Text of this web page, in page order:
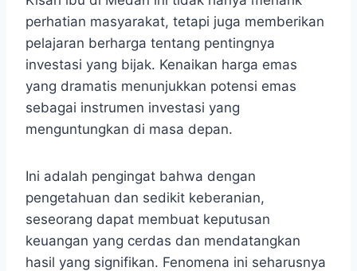
perhatian masyarakat, tetapi juga memberikan
pelajaran berharga tentang pentingnya
investasi yang bijak. Kenaikan harga emas
yang dramatis menunjukkan potensi emas
sebagai instrumen investasi yang
menguntungkan di masa depan.
Ini adalah pengingat bahwa dengan
pengetahuan dan sedikit keberanian,
seseorang dapat membuat keputusan
keuangan yang cerdas dan mendatangkan
hasil yang signifikan. Fenomena ini seharusnya